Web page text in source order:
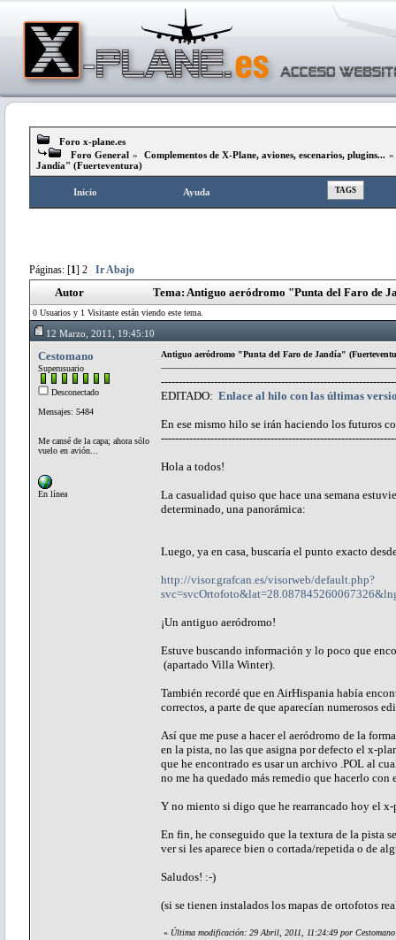
Foro x-plane.es
Foro General » Complementos de X-Plane, aviones, escenarios, plugins... »
Jandía" (Fuerteventura)
Inicio Ayuda TAGS
Páginas: [1] 2 Ir Abajo
Autor Tema: Antiguo aeródromo "Punta del Faro de
0 Usuarios y 1 Visitante están viendo este tema.
12 Marzo, 2011, 19:45:10
Cestomano
Superusuario
Desconectado
Mensajes: 5484
Me cansé de la capa; ahora sólo
vuelo en avión...
En línea
Antiguo aeródromo "Punta del Faro de Jandía"
EDITADO: Enlace al hilo con las últimas
En ese mismo hilo se irán haciendo los futuros
Hola a todos!
La casualidad quiso que hace una semana
determinado, una panorámica:
Luego, ya en casa, buscaría el punto exacto
http://visor.grafcan.es/visorweb/default.php?
¡Un antiguo aeródromo!
Estuve buscando información y lo poco que
(apartado Villa Winter).
También recordé que en AirHispania había
correctos, a parte de que aparecían numerosos
Así que me puse a hacer el aeródromo de la
en la pista, no las que asigna por defecto el x-
que he encontrado es usar un archivo .POL al
no me ha quedado más remedio que hacerlo
Y no miento si digo que he rearrancado hoy el x-
En fin, he conseguido que la textura de la pista
ver si les aparece bien o cortada/repetida o de
Saludos! :-)
(si se tienen instalados los mapas de ortofotos
« Última modificación: 29 Abril, 2011, 11:24:49 por Cestomano